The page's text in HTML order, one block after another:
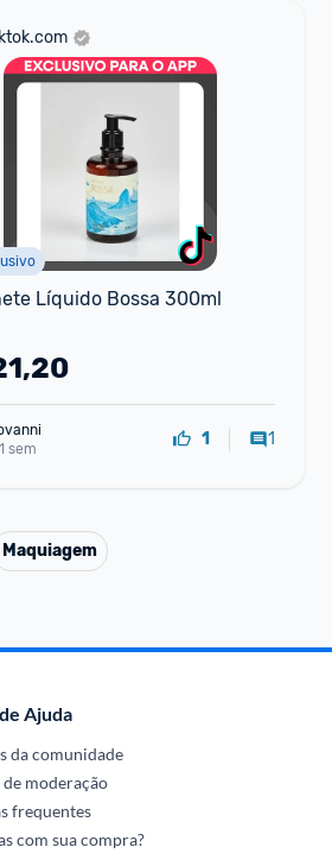
Líquido Bossa 300ml
sem
1 1
Maquiagem
Ajuda
da comunidade
moderação
frequentes
com sua compra?